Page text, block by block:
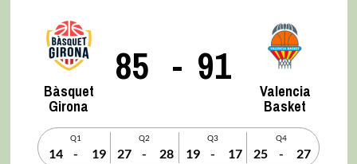
Bàsquet
Girona
85 - 91
Valencia
Basket
Q1
14 - 19
Q2
27 - 28
Q3
19 - 17
Q4
25 - 27